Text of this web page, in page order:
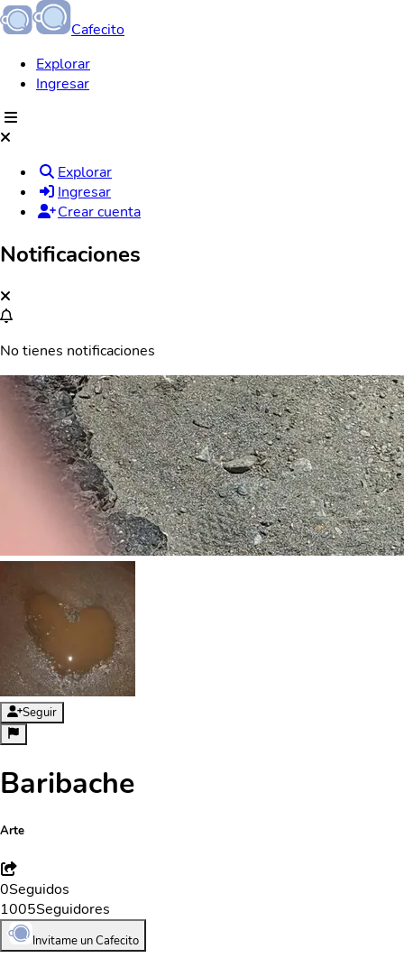
Cafecito
Explorar
Ingresar
Explorar
Ingresar
Crear cuenta
Notificaciones
No tienes notificaciones
Seguir
Baribache
Arte
0Seguidos
1005Seguidores
Invitame un Cafecito